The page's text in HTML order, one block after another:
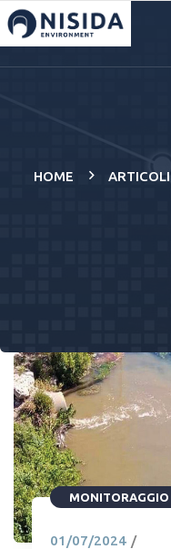
HOME ARTICOLI
MONITORAGGIO
01/07/2024 /